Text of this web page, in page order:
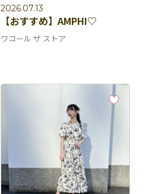
2026.07.13
【おすすめ】AMPHI♡
ワコール ザ ストア